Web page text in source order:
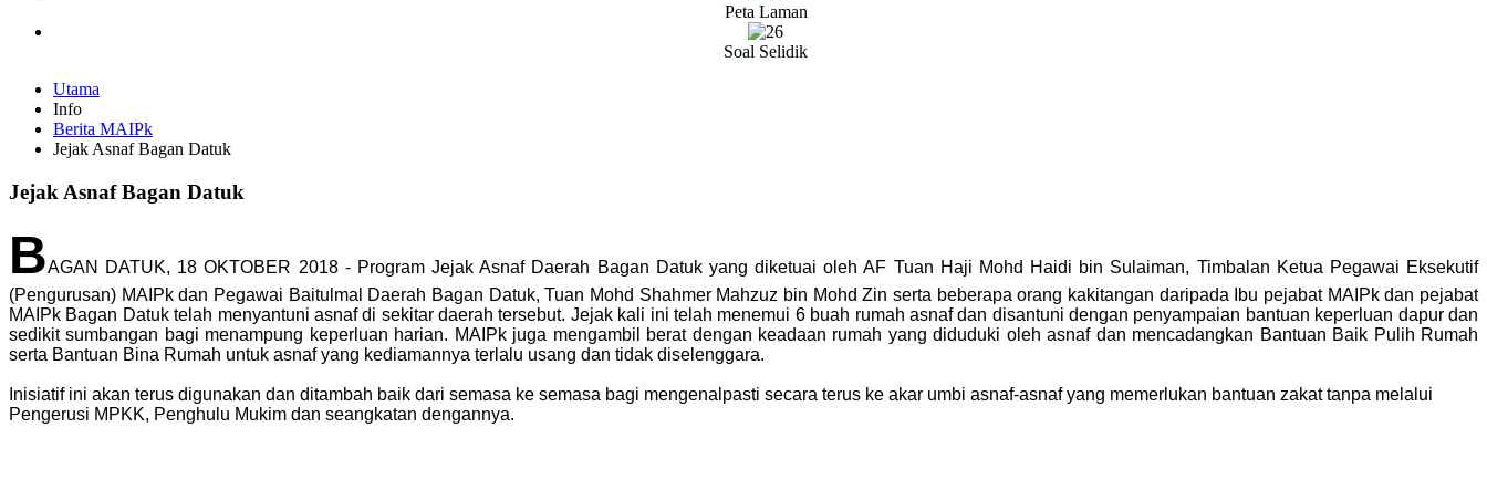
Peta Laman
Soal Selidik
Utama
Info
Berita MAIPk
Jejak Asnaf Bagan Datuk
Jejak Asnaf Bagan Datuk
BAGAN DATUK, 18 OKTOBER 2018 - Program Jejak Asnaf Daerah Bagan Datuk yang diketuai oleh AF Tuan Haji Mohd Haidi bin Sulaiman, Timbalan Ketua Pegawai Eksekutif
(Pengurusan) MAIPk dan Pegawai Baitulmal Daerah Bagan Datuk, Tuan Mohd Shahmer Mahzuz bin Mohd Zin serta beberapa orang kakitangan daripada Ibu pejabat MAIPk dan pejabat
MAIPk Bagan Datuk telah menyantuni asnaf di sekitar daerah tersebut. Jejak kali ini telah menemui 6 buah rumah asnaf dan disantuni dengan penyampaian bantuan keperluan dapur dan
sedikit sumbangan bagi menampung keperluan harian. MAIPk juga mengambil berat dengan keadaan rumah yang diduduki oleh asnaf dan mencadangkan Bantuan Baik Pulih Rumah
serta Bantuan Bina Rumah untuk asnaf yang kediamannya terlalu usang dan tidak diselenggara.
Inisiatif ini akan terus digunakan dan ditambah baik dari semasa ke semasa bagi mengenalpasti secara terus ke akar umbi asnaf-asnaf yang memerlukan bantuan zakat tanpa melalui
Pengerusi MPKK, Penghulu Mukim dan seangkatan dengannya.